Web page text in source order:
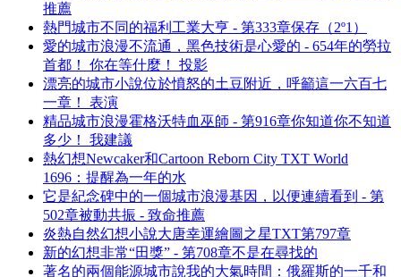
推薦
熱門城市不同的福利工業大亨 - 第333章保存（2º1）
愛的城市浪漫不流通，黑色技術是心愛的 - 654年的勞拉
首都！ 你在等什麼！ 投影
漂亮的城市小說位於憤怒的土豆附近，呼籲這一六百七
一章！ 表演
精品城市浪漫霍格沃特血巫師 - 第916章你知道你不知道
多少！ 我建議
熱幻想Newcaker和Cartoon Reborn City TXT World
1696：提醒為一年的水
它是紀念碑中的一個城市浪漫基因，以便連續看到 - 第
502章被動共振 - 致命推薦
炎熱自然幻想小說大唐幸運繪圖之星TXT第797章
新的幻想非常“田獎” - 第708章不是在尋找的
著名的兩個能源城市說我的大氣時間：俄羅斯的一千和